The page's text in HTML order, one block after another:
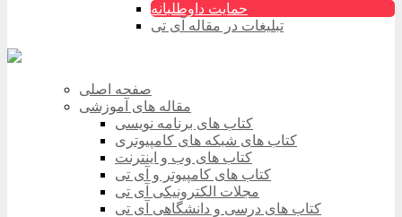
حمایت داوطلبانه
تبلیغات در مقاله آی تی
صفحه اصلی
مقاله های آموزشی
کتاب های برنامه نویسی
کتاب های شبکه های کامپیوتری
کتاب های وب و اینترنت
کتاب های کامپیوتر و آی تی
مجلات الکترونیکی آی تی
کتاب های درسی و دانشگاهی آی تی